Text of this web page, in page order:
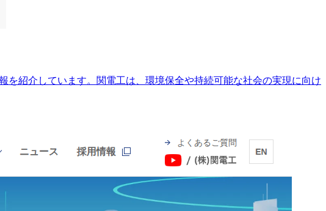
紹介しています。関電工は、環境保全や持続可能な社会の実現に向け